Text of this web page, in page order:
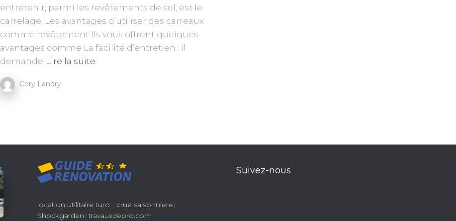
entretenir, parmi les revêtements de sol, est le
carrelage. Les avantages d’utiliser des carreaux
comme revêtement Ils vous offrent quelques
avantages comme La facilité d’entretien : il
demande Lire la suite
Cory Landry
location utilitaire turo | crue saisonniere|
Shockgarden| travauxdepro.com
Suivez-nous